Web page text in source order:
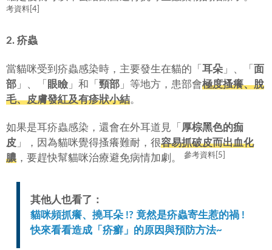
考資料[4]
2. 疥蟲
當貓咪受到疥蟲感染時，主要發生在貓的「 耳朵 」、「 面
部 」、「 眼瞼 」和「 頸部 」等地方，患部會極度搔癢、脫
毛、皮膚發紅及有疹狀小結。
如果是耳疥蟲感染，還會在外耳道見「 厚棕黑色的痂
皮 」，因為貓咪覺得搔癢難耐，很容易抓破皮而出血化
膿 ，要趕快幫貓咪治療避免病情加劇。 參考資料[5]
其他人也看了：
貓咪頻抓癢、撓耳朵 !? 竟然是疥蟲寄生惹的禍 !
快來看看造成「疥癬」的原因與預防方法~